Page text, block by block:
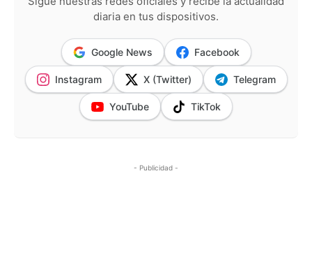
diaria en tus dispositivos.
Google News Facebook
Instagram X (Twitter) Telegram
YouTube TikTok
- Publicidad -